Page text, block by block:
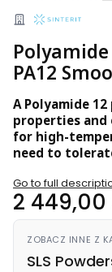
PA12
A Polyamide
properties
for high-
need to
Go to full
Price
2 449,00
ZOBACZ INNE Z
SLS